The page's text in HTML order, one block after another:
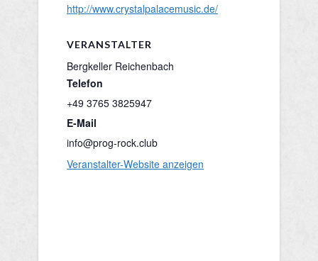
http://www.crystalpalacemusic.de/
VERANSTALTER
Bergkeller Reichenbach
Telefon
+49 3765 3825947
E-Mail
info@prog-rock.club
Veranstalter-Website anzeigen